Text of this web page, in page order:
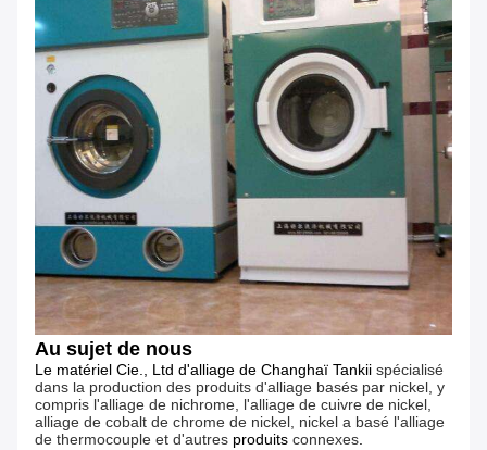
Au sujet de nous
Le matériel Cie., Ltd d'alliage de Changhaï Tankii spécialisé
dans la production des produits d'alliage basés par nickel, y
compris l'alliage de nichrome, l'alliage de cuivre de nickel,
alliage de cobalt de chrome de nickel, nickel a basé l'alliage
de thermocouple et d'autres produits connexes.